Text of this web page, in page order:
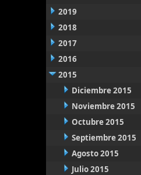
2019
2018
2017
2016
2015
Diciembre 2015
Noviembre 2015
Octubre 2015
Septiembre 2015
Agosto 2015
Julio 2015